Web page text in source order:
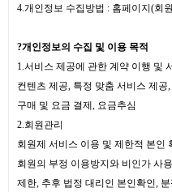
4.개인정보 수집방법 : 홈페이지(회
?개인정보의 수집 및 이용 목적
1.서비스 제공에 관한 계약 이행 및
컨텐츠 제공, 특정 맞춤 서비스 제
구매 및 요금 결제, 요금추심
2.회원관리
회원제 서비스 이용 및 제한적 본인
회원의 부정 이용방지와 비인가 사
제한, 추후 법정 대리인 본인확인,